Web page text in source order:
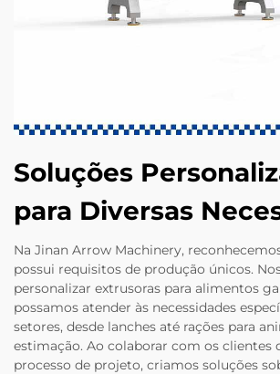
Soluções
para Diversas
Na Jinan Arrow Machinery,
possui requisitos de produção únicos.
personalizar extrusoras para alimentos
possamos atender às necessidades
setores, desde lanches até rações para
estimação. Ao colaborar com os clientes
processo de projeto, criamos soluções